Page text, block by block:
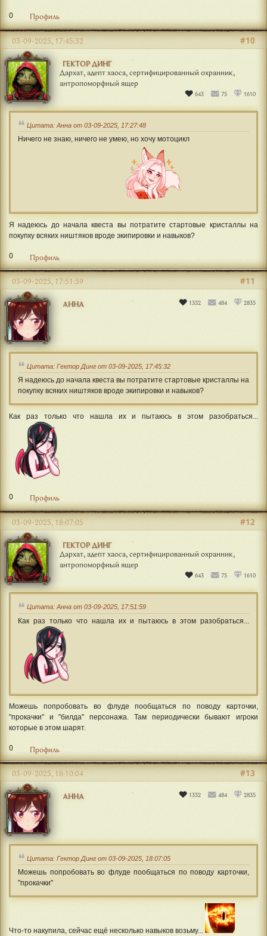
0 Профиль
ГЕКТОР ДИНГ
Дархат, адепт хаоса, сертифицированный охранник,
антропоморфный ящер
643 75 1610
#10
03-09-2025, 17:45:32
Цитата: Анна от 03-09-2025, 17:27:48
Ничего не знаю, ничего не умею, но хочу мотоцикл
Я надеюсь до начала квеста вы потратите стартовые кристаллы на
покупку всяких ништяков вроде экипировки и навыков?
0 Профиль
АННА 1332 484 2835
#11
03-09-2025, 17:51:59
Цитата: Гектор Динг от 03-09-2025, 17:45:32
Я надеюсь до начала квеста вы потратите стартовые кристаллы на
покупку всяких ништяков вроде экипировки и навыков?
Как раз только что нашла их и пытаюсь в этом разобраться...
0 Профиль
ГЕКТОР ДИНГ
Дархат, адепт хаоса, сертифицированный охранник,
антропоморфный ящер
643 75 1610
#12
03-09-2025, 18:07:05
Цитата: Анна от 03-09-2025, 17:51:59
Как раз только что нашла их и пытаюсь в этом разобраться...
Можешь попробовать во флуде пообщаться по поводу карточки,
"прокачки" и "билда" персонажа. Там периодически бывают игроки
которые в этом шарят.
0 Профиль
АННА 1332 484 2835
#13
03-09-2025, 18:10:04
Цитата: Гектор Динг от 03-09-2025, 18:07:05
Можешь попробовать во флуде пообщаться по поводу карточки,
"прокачки"
Что-то накупила, сейчас ещё несколько навыков возьму...